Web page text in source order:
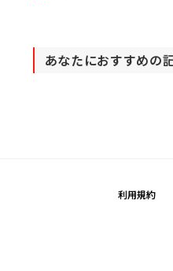
あなたにおすすめの
利用規約